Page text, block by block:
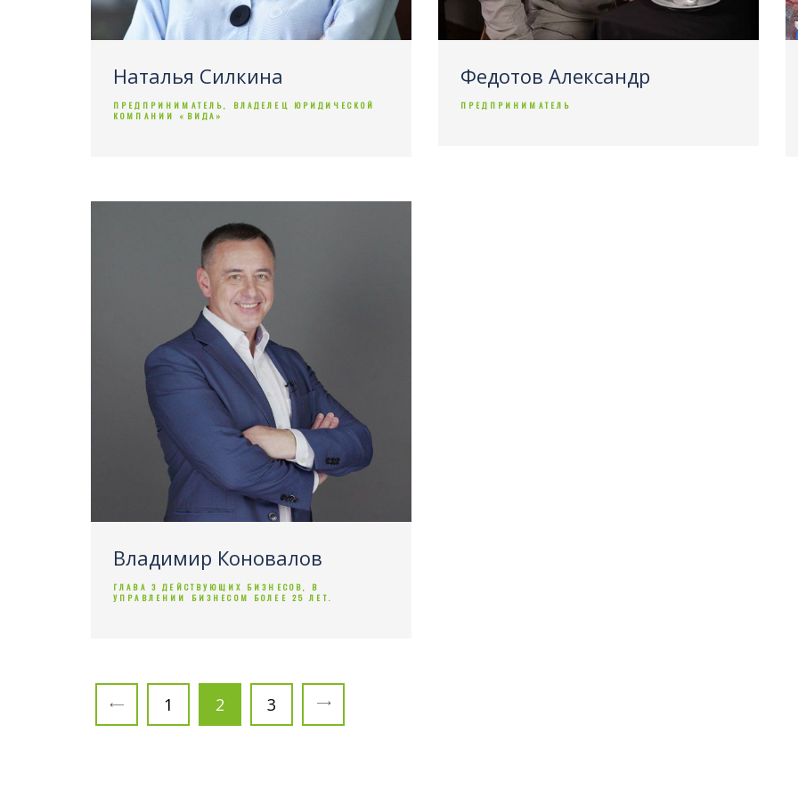
Наталья Силкина
ПРЕДПРИНИМАТЕЛЬ, ВЛАДЕЛЕЦ ЮРИДИЧЕСКОЙ
КОМПАНИИ «ВИДА»
Федотов Александр
ПРЕДПРИНИМАТЕЛЬ
Владимир Коновалов
ГЛАВА 3 ДЕЙСТВУЮЩИХ БИЗНЕСОВ, В
УПРАВЛЕНИИ БИЗНЕСОМ БОЛЕЕ 25 ЛЕТ.
1 2 3